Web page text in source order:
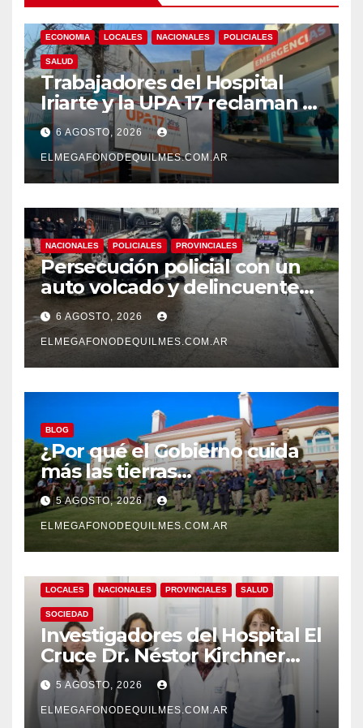
ECONOMIA LOCALES NACIONALES POLICIALES
SALUD
Trabajadores del Hospital
Iriarte y la UPA 17 reclaman el
pase a planta de becarios y
mejoras laborales
6 AGOSTO, 2026
ELMEGAFONODEQUILMES.COM.AR
NACIONALES POLICIALES PROVINCIALES
Persecución policial con un
auto volcado y delincuentes
detenidos en San Francisco
Solano
6 AGOSTO, 2026
ELMEGAFONODEQUILMES.COM.AR
BLOG
¿Por qué el Gobierno cuida
más las tierras
extranjerizadas que el
patrimonio de todos los
argentinos?
5 AGOSTO, 2026
ELMEGAFONODEQUILMES.COM.AR
LOCALES NACIONALES PROVINCIALES SALUD
SOCIEDAD
Investigadores del Hospital El
Cruce Dr. Néstor Kirchner
desarrollan un estudio
pionero sobre el
envejecimiento cerebral y las
5 AGOSTO, 2026
ELMEGAFONODEQUILMES.COM.AR